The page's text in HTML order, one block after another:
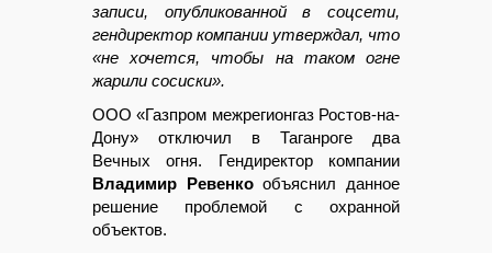
записи, опубликованной в соцсети,
гендиректор компании утверждал, что
«не хочется, чтобы на таком огне
жарили сосиски».
ООО «Газпром межрегионгаз Ростов-на-
Дону» отключил в Таганроге два
Вечных огня. Гендиректор компании
Владимир Ревенкообъяснил данное
решение проблемой с охранной
объектов.